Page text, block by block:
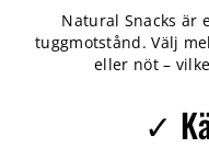
Natural Snacks är
tuggmotstånd. Välj
eller nöt –
✓